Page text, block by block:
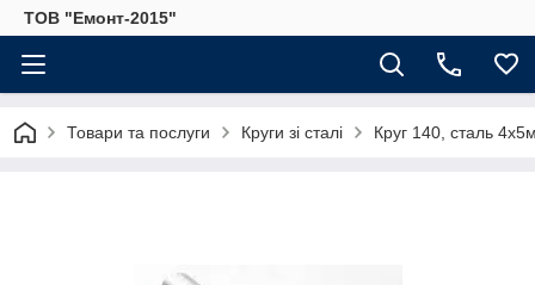
ТОВ "Емонт-2015"
Товари та послуги Круги зі сталі Круг 140, сталь